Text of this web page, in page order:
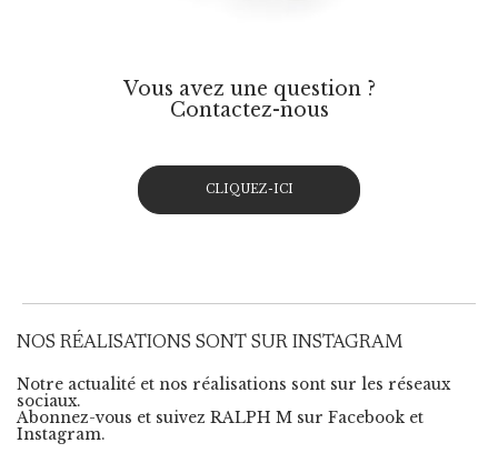
Vous avez une question ?
Contactez-nous
CLIQUEZ-ICI
NOS RÉALISATIONS SONT SUR INSTAGRAM
Notre actualité et nos réalisations sont sur les réseaux
sociaux.
Abonnez-vous et suivez RALPH M sur Facebook et
Instagram.